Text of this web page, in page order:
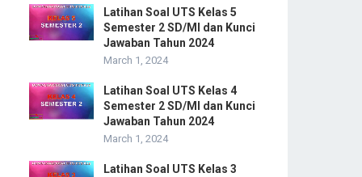
Latihan Soal UTS Kelas 5
Semester 2 SD/MI dan Kunci
Jawaban Tahun 2024
March 1, 2024
Latihan Soal UTS Kelas 4
Semester 2 SD/MI dan Kunci
Jawaban Tahun 2024
March 1, 2024
Latihan Soal UTS Kelas 3